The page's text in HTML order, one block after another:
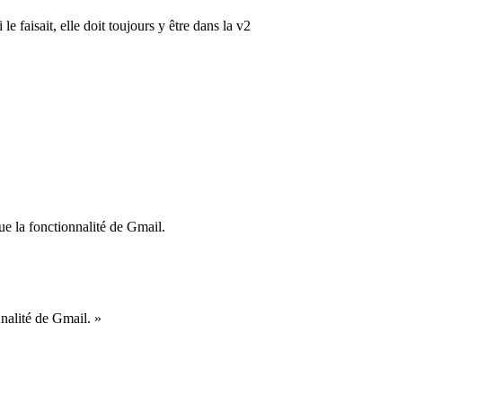
faisait, elle doit toujours y être dans la v2
la fonctionnalité de Gmail.
de Gmail. »